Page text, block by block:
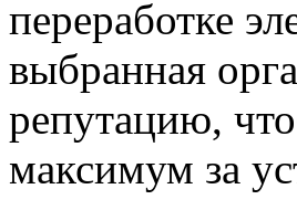
переработке
выбранная
репутацию,
максимум за